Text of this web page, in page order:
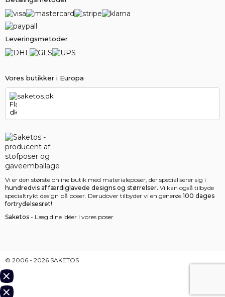
Vi er den største online butik med materialeposer, der specialiserer sig i
hundredvis af færdiglavede designs og størrelser. Vi kan også tilbyde
specialtrykt design på poser. Derudover tilbyder vi en generøs 100 dages
fortrydelsesret!
Saketos - Læg dine idéer i vores poser
Vores butikker i Europa
saketos.dk
Leveringsmetoder
© 2006 - 2026 SAKETOS